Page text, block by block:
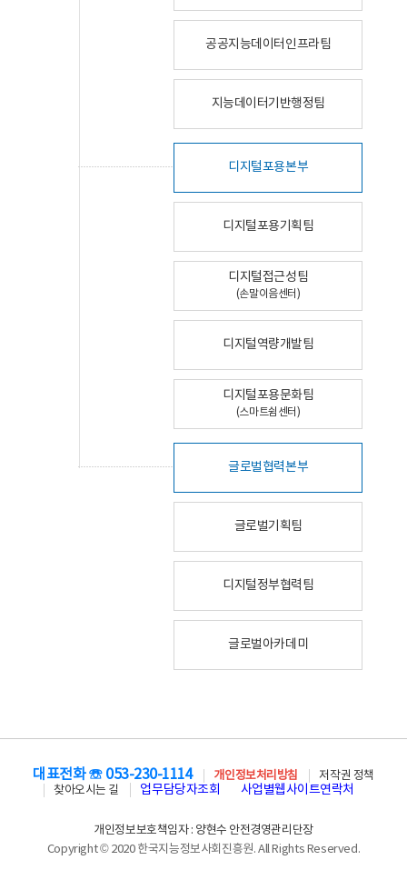
공공지능데이터인프라팀
지능데이터기반행정팀
디지털포용본부
디지털포용기획팀
디지털접근성팀
(손말이음센터)
디지털역량개발팀
디지털포용문화팀
(스마트쉼센터)
글로벌협력본부
글로벌기획팀
디지털정부협력팀
글로벌아카데미
대표전화 ☏ 053-230-1114 개인정보처리방침
저작권 정책
찾아오시는 길
업무담당자조회 사업별웹사이트연락처
개인정보보호책임자 : 양현수 안전경영관리단장
Copyright © 2020 한국지능정보사회진흥원. All Rights Reserved.